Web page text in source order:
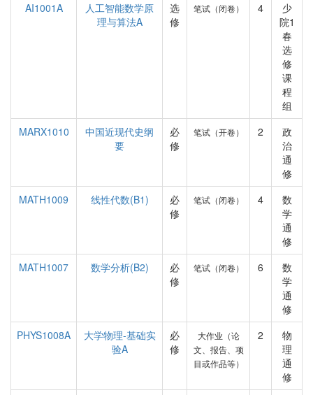
AI1001A
人工智能数学原
理与算法A
选
修
笔试（闭卷） 4
少
院1
春
选
修
课
程
组
MARX1010
中国近现代史纲
要
必
修
笔试（开卷） 2
政
治
通
修
MATH1009
线性代数(B1)
必
修
笔试（闭卷） 4
数
学
通
修
MATH1007
数学分析(B2)
必
修
笔试（闭卷） 6
数
学
通
修
PHYS1008A
大学物理-基础实
验A
必
修
大作业（论
文、报告、项
目或作品等）
2
物
理
通
修